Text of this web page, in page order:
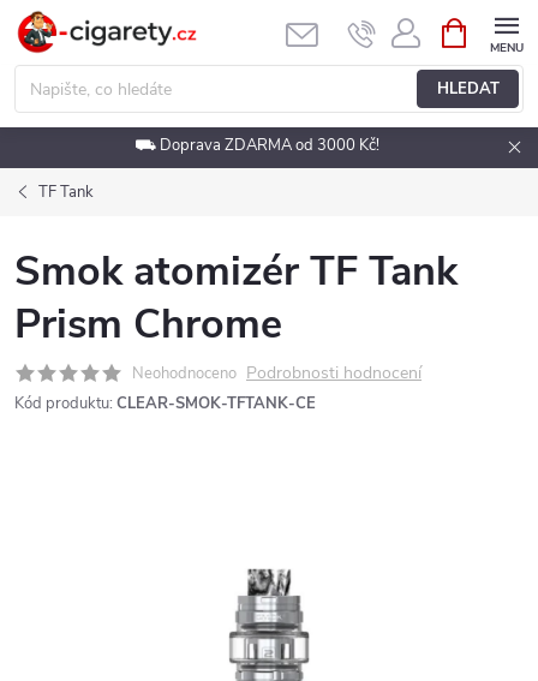
Přejít
obsah
HLEDAT
NÁKUPNÍ
KOŠÍK
⛟ Doprava ZDARMA od 3000 Kč!
TF Tank
Smok atomizér TF Tank
Prism Chrome
Neohodnoceno Podrobnosti hodnocení
Kód produktu: CLEAR-SMOK-TFTANK-CE